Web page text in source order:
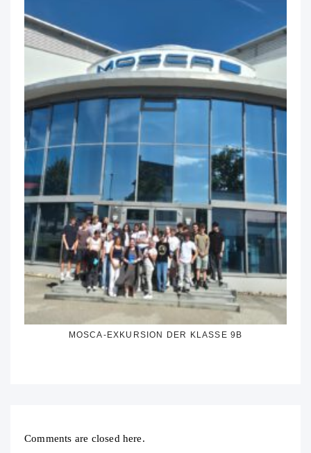
MOSCA-EXKURSION DER KLASSE 9B
Comments are closed here.